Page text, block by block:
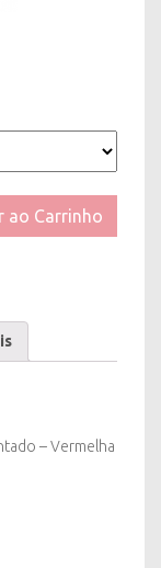
ao Carrinho
– Vermelha